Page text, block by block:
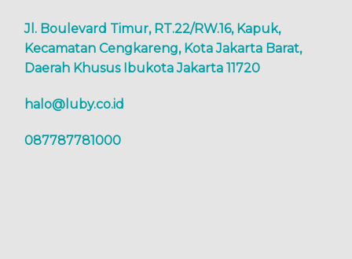
Jl. Boulevard Timur, RT.22/RW.16, Kapuk,
Kecamatan Cengkareng, Kota Jakarta Barat,
Daerah Khusus Ibukota Jakarta 11720
halo@luby.co.id
087787781000